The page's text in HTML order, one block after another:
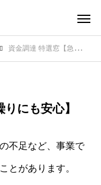
資金調達 特選窓【急な資金繰りにも安心】
にも安心】
不足など、事業で
とがあります。